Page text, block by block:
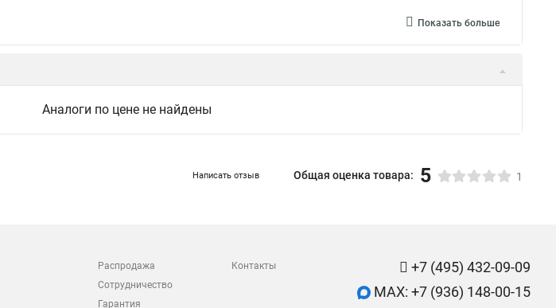
Показать больше
Аналоги по цене не найдены
Написать отзыв Общая оценка товара: 5 1
Распродажа
Сотрудничество
Гарантия
Контакты
+7 (495) 432-09-09
MAX: +7 (936) 148-00-15